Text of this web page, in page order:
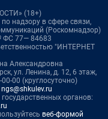
(18+)
надзору в сфере связи,
(Роскомнадзор)
ФС 77— 84683
"ИНТЕРНЕТ
Александровна
ул. Ленина, д. 12, 6 этаж,
00 (круглосуточно)
ngs@shkulev.ru
органов:
веб-формой